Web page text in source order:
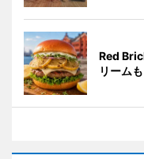
Red
リームも